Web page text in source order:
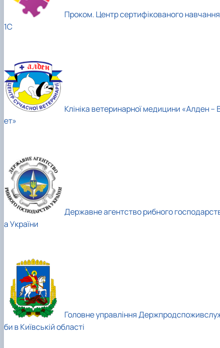
Проком. Центр сертифікованого навчання
1С
Клініка ветеринарної медицини «Алден –
ет»
Державне агентство рибного
а України
Головне управління
би в Київській області